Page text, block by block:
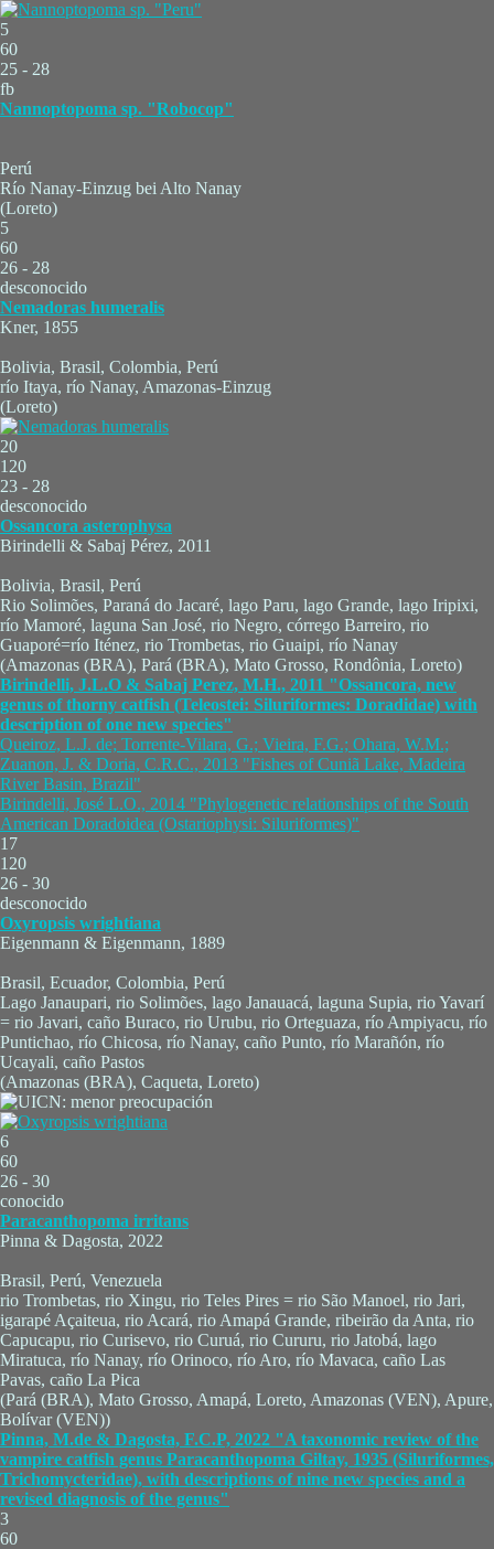
5
60
25 - 28
fb
Nannoptopoma sp. "Robocop"
Perú
Río Nanay-Einzug bei Alto Nanay
(Loreto)
5
60
26 - 28
desconocido
Nemadoras humeralis
Kner, 1855
Bolivia, Brasil, Colombia, Perú
río Itaya, río Nanay, Amazonas-Einzug
(Loreto)
20
120
23 - 28
desconocido
Ossancora asterophysa
Birindelli & Sabaj Pérez, 2011
Bolivia, Brasil, Perú
Rio Solimões, Paraná do Jacaré, lago Paru, lago Grande, lago Iripixi,
río Mamoré, laguna San José, rio Negro, córrego Barreiro, rio
Guaporé=río Iténez, rio Trombetas, rio Guaipi, río Nanay
(Amazonas (BRA), Pará (BRA), Mato Grosso, Rondônia, Loreto)
Birindelli, J.L.O & Sabaj Perez, M.H., 2011 "Ossancora, new
genus of thorny catfish (Teleostei: Siluriformes: Doradidae) with
description of one new species"
Queiroz, L.J. de; Torrente-Vilara, G.; Vieira, F.G.; Ohara, W.M.;
Zuanon, J. & Doria, C.R.C., 2013 "Fishes of Cuniã Lake, Madeira
River Basin, Brazil"
Birindelli, José L.O., 2014 "Phylogenetic relationships of the South
American Doradoidea (Ostariophysi: Siluriformes)"
17
120
26 - 30
desconocido
Oxyropsis wrightiana
Eigenmann & Eigenmann, 1889
Brasil, Ecuador, Colombia, Perú
Lago Janaupari, rio Solimões, lago Janauacá, laguna Supia, rio Yavarí
= rio Javari, caño Buraco, rio Urubu, rio Orteguaza, río Ampiyacu, río
Puntichao, río Chicosa, río Nanay, caño Punto, río Marañón, río
Ucayali, caño Pastos
(Amazonas (BRA), Caqueta, Loreto)
6
60
26 - 30
conocido
Paracanthopoma irritans
Pinna & Dagosta, 2022
Brasil, Perú, Venezuela
rio Trombetas, rio Xingu, rio Teles Pires = rio São Manoel, rio Jari,
igarapé Açaiteua, rio Acará, rio Amapá Grande, ribeirão da Anta, rio
Capucapu, rio Curisevo, rio Curuá, rio Cururu, rio Jatobá, lago
Miratuca, río Nanay, río Orinoco, río Aro, río Mavaca, caño Las
Pavas, caño La Pica
(Pará (BRA), Mato Grosso, Amapá, Loreto, Amazonas (VEN), Apure,
Bolívar (VEN))
Pinna, M.de & Dagosta, F.C.P, 2022 "A taxonomic review of the
vampire catfish genus Paracanthopoma Giltay, 1935 (Siluriformes,
Trichomycteridae), with descriptions of nine new species and a
revised diagnosis of the genus"
3
60